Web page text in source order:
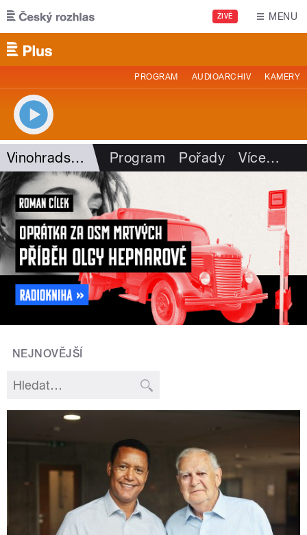
Přejít k hlavnímu obsahu
ŽIVĚ MENU
PROGRAM AUDIOARCHIV KAMERY
Vinohradská 12 Program Pořady Více…
NEJNOVĚJŠÍ